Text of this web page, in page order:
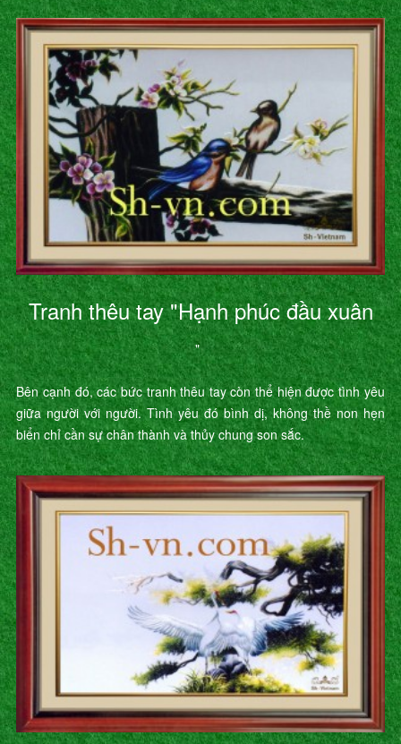
Tranh thêu tay "Hạnh phúc đầu xuân
"
Bên cạnh đó, các bức tranh thêu tay còn thể hiện được tình yêu
giữa người với người. Tình yêu đó bình dị, không thề non hẹn
biển chỉ cần sự chân thành và thủy chung son sắc.